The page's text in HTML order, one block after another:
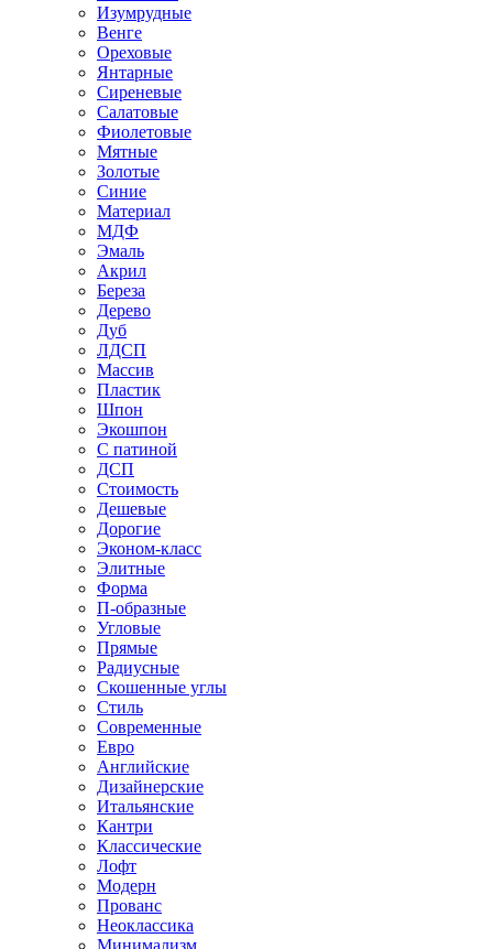
Изумрудные
Венге
Ореховые
Янтарные
Сиреневые
Салатовые
Фиолетовые
Мятные
Золотые
Синие
Материал
МДФ
Эмаль
Акрил
Береза
Дерево
Дуб
ЛДСП
Массив
Пластик
Шпон
Экошпон
С патиной
ДСП
Стоимость
Дешевые
Дорогие
Эконом-класс
Элитные
Форма
П-образные
Угловые
Прямые
Радиусные
Скошенные углы
Стиль
Современные
Евро
Английские
Дизайнерские
Итальянские
Кантри
Классические
Лофт
Модерн
Прованс
Неоклассика
Минимализм